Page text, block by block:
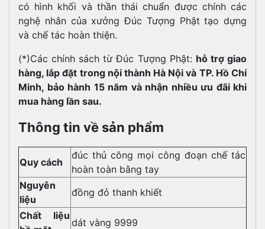
có hình khối và thần thái chuẩn được chính các
nghệ nhân của xưởng Đúc Tượng Phật tạo dựng
và chế tác hoàn thiện.
(*)Các chính sách từ Đúc Tượng Phật: hỗ trợ giao
hàng, lắp đặt trong nội thành Hà Nội và TP. Hồ Chí
Minh, bảo hành 15 năm và nhận nhiều ưu đãi khi
mua hàng lần sau.
Thông tin về sản phẩm
Quy cách
đúc thủ công mọi công đoạn chế tác
hoàn toàn bằng tay
Nguyên
liệu
đồng đỏ thanh khiết
Chất liệu
dát vàng 9999